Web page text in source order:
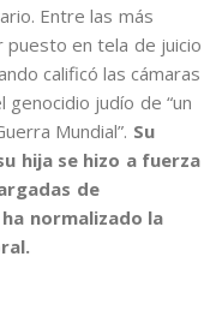
Entre las más
puesto en tela de juicio
calificó las cámaras
judío de “un
Mundial”. Su
hija se hizo a fuerza
de
normalizado la